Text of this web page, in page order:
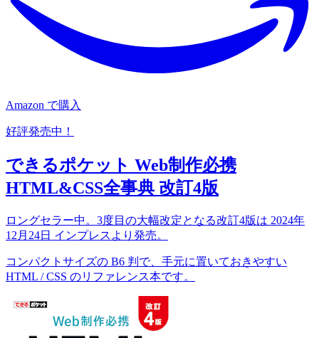
Amazon で購入
好評発売中！
できるポケット Web制作必携
HTML&CSS全事典 改訂4版
ロングセラー中。3度目の大幅改定となる改訂4版は 2024年
12月24日 インプレスより発売。
コンパクトサイズの B6 判で、手元に置いておきやすい
HTML / CSS のリファレンス本です。